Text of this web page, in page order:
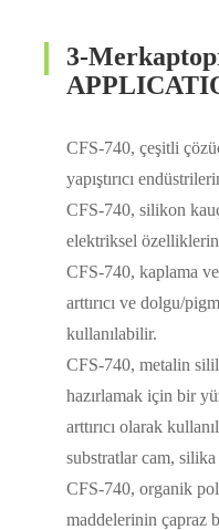
3-
CFS-740, çeşitli
yapıştırıcı
CFS-740, silikon
elektriksel
CFS-740, kaplama
arttırıcı ve dolgu/
kullanılabilir.
CFS-740, metalin
hazırlamak için bir
arttırıcı olarak
substratlar cam,
CFS-740, organik
maddelerinin çapraz